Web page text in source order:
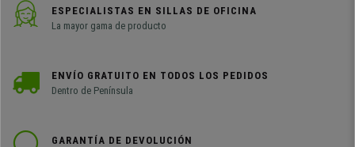
ESPECIALISTAS EN SILLAS DE OFICINA
La mayor gama de producto
ENVÍO GRATUITO EN TODOS LOS PEDIDOS
Dentro de Península
GARANTÍA DE DEVOLUCIÓN